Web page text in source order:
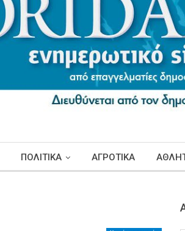
ΠΟΛΙΤΙΚΑ ΑΓΡΟΤΙΚΑ